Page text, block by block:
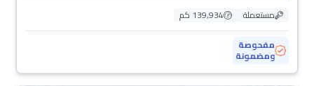
مستعملة
139,934 كم
مفحوصة
ومضمونة